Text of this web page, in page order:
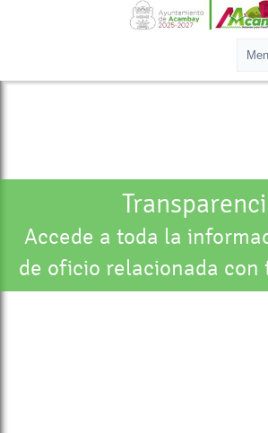
Accede a toda la
de oficio relacionada con